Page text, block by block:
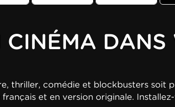
CINÉMA DANS
thriller, comédie et blockbusters soit
français et en version originale.